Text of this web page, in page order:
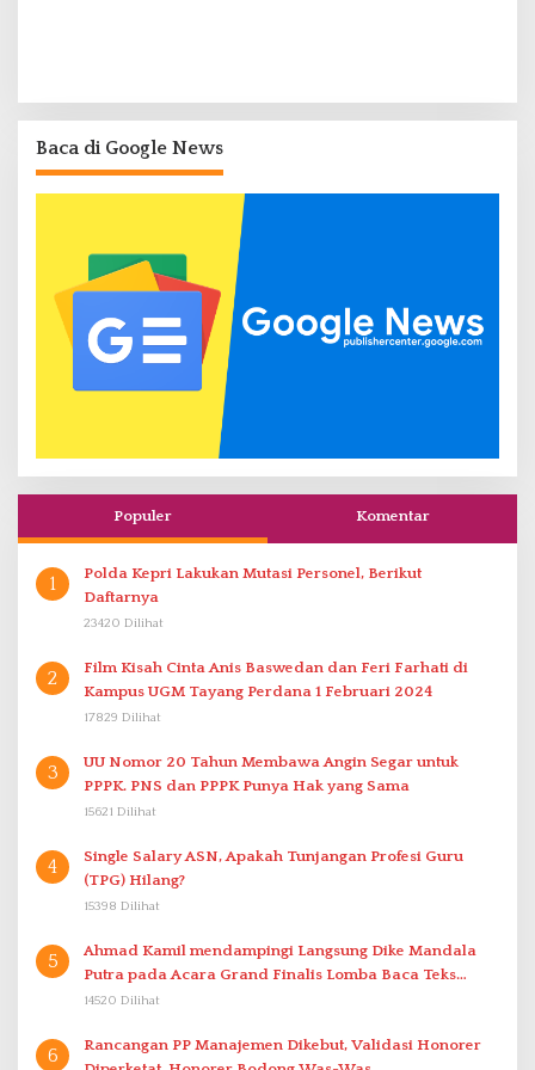
Baca di Google News
Populer Komentar
1
Polda Kepri Lakukan Mutasi Personel, Berikut
Daftarnya
23420 Dilihat
2
Film Kisah Cinta Anis Baswedan dan Feri Farhati di
Kampus UGM Tayang Perdana 1 Februari 2024
17829 Dilihat
3
UU Nomor 20 Tahun Membawa Angin Segar untuk
PPPK. PNS dan PPPK Punya Hak yang Sama
15621 Dilihat
4
Single Salary ASN, Apakah Tunjangan Profesi Guru
(TPG) Hilang?
15398 Dilihat
5
Ahmad Kamil mendampingi Langsung Dike Mandala
Putra pada Acara Grand Finalis Lomba Baca Teks
Proklamasi Mirip Bung Karno di Bali
14520 Dilihat
6
Rancangan PP Manajemen Dikebut, Validasi Honorer